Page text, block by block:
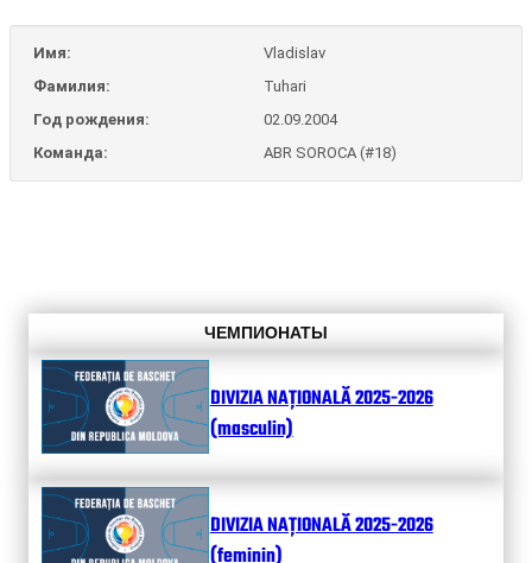
Имя:
Vladislav
Фамилия:
Tuhari
Год рождения:
02.09.2004
Команда:
ABR SOROCA (#18)
ЧЕМПИОНАТЫ
DIVIZIA NAȚIONALĂ 2025-2026
(masculin)
DIVIZIA NAȚIONALĂ 2025-2026